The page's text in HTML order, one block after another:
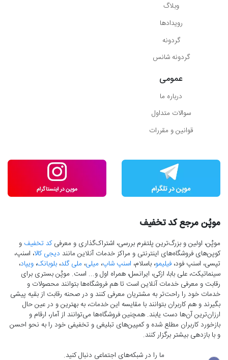
وبلاگ
رویدادها
گردونه
گردونه شانس
عمومی
درباره ما
سوالات متداول
قوانین و مقررات
موپُن مرجع کد تخفیف
موپُن، اولین و بزرگ‌ترین پلتفرم بررسی، اشتراک‌گذاری و معرفیکد تخفیف و
کوپن‌های فروشگاه‌های اینترنتی و مراکز خدمات آنلاین مانند دیجی کالا، اسنپ،
تپسی، اسنپ فود، فیلیمو، باسلام، اسنپ شاپ، میلی، ملی گلد، بلوبانک، ویپاد،
سینماتیکت، علی بابا، ازکی، ایرانسل، همراه اول و... است. موپُن بستری برای
رقابت و معرفی خدمات آنلاین است تا هم فروشگاه‌ها بتوانند محصولات و
خدمات خود را راحت‌تر به مشتریان معرفی کنند و در صحنه رقابت از بقیه پیشی
بگیرند و هم کاربران بتوانند با مقایسه این خدمات، به بهترین و در عین حال
ارزان‌ترین آن‌ها دست‌ یابند. همچنین فروشگاه‌ها می‌توانند از آمار، ارقام و
بازخورد کاربران مطلع شده و کمپین‌های تبلیغی و تخفیفی خود را به نحو احسن
و با بازدهی بیشتر برگزار کنند.
ما را در شبکه‌های اجتماعی دنبال کنید.